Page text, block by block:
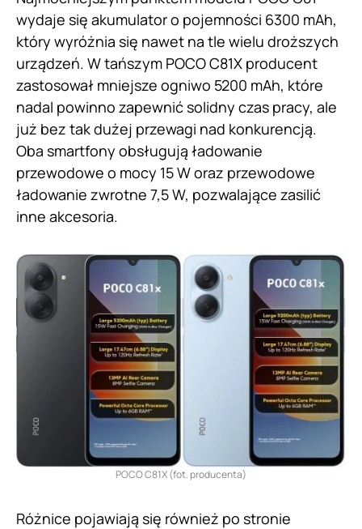
wydaje się akumulator o pojemności 6300 mAh,
który wyróżnia się nawet na tle wielu droższych
urządzeń. W tańszym POCO C81X producent
zastosował mniejsze ogniwo 5200 mAh, które
nadal powinno zapewnić solidny czas pracy, ale
już bez tak dużej przewagi nad konkurencją.
Oba smartfony obsługują ładowanie
przewodowe o mocy 15 W oraz przewodowe
ładowanie zwrotne 7,5 W, pozwalające zasilić
inne akcesoria.
POCO C81X (fot. producenta)
Różnice pojawiają się również po stronie